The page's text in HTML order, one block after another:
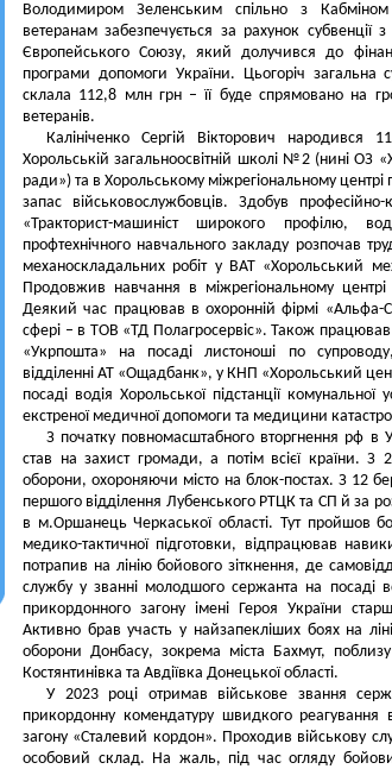
Володимиром Зеленським спільно з
ветеранам забезпечується за рахунок
Європейського Союзу, який долучився до
програми допомоги України. Цьогоріч загальна
склала 112,8 млн грн – її буде спрямовано на
ветеранів.
Калініченко Сергій Вікторович народився
Хорольській загальноосвітній школі №2 (нині ОЗ
ради») та в Хорольському міжрегіональному центрі
запас військовослужбовців. Здобув професійно-
«Тракторист-машиніст широкого профілю,
профтехнічного навчального закладу розпочав
механоскладальних робіт у ВАТ «Хорольський
Продовжив навчання в міжрегіональному
Деякий час працював в охоронній фірмі «Альфа-
сфері – в ТОВ «ТД Полагросервіс». Також
«Укрпошта» на посаді листоноші по
відділенні АТ «Ощадбанк», у КНП «Хорольський
посаді водія Хорольської підстанції
екстреної медичної допомоги та медицини
З початку повномасштабного вторгнення рф в
став на захист громади, а потім всієї країни. З
оборони, охороняючи місто на блок-постах. З 12
першого відділення Лубенського РТЦК та СП й за
в м.Оршанець Черкаської області. Тут пройшов
медико-тактичної підготовки, відпрацював
потрапив на лінію бойового зіткнення, де
службу у званні молодшого сержанта на посаді
прикордонного загону імені Героя України
Активно брав участь у найзапекліших боях на
оборони Донбасу, зокрема міста Бахмут,
Костянтинівка та Авдіївка Донецької області.
У 2023 році отримав військове звання
прикордонну комендатуру швидкого реагування
загону «Сталевий кордон». Проходив військову
особовий склад. На жаль, під час огляду